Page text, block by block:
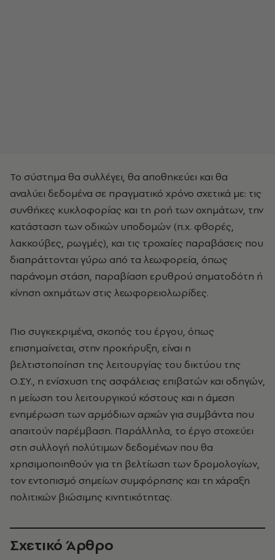
Το σύστημα θα συλλέγει, θα αποθηκεύει και θα
αναλύει δεδομένα σε πραγματικό χρόνο σχετικά με: τις
συνθήκες κυκλοφορίας και τη ροή των οχημάτων, την
κατάσταση των οδικών υποδομών (π.χ. φθορές,
λακκούβες, ρωγμές), και τις τροχαίες παραβάσεις που
διαπράττονται γύρω από τα λεωφορεία, όπως
παράνομη στάση, παραβίαση ερυθρού σηματοδότη ή
κίνηση οχημάτων στις λεωφορειολωρίδες.
Πιο συγκεκριμένα, σκοπός του έργου, όπως
επισημαίνεται, στην προκήρυξη, είναι η
βελτιστοποίηση της λειτουργίας του δικτύου της
Ο.ΣΥ., η ενίσχυση της ασφάλειας επιβατών και οδηγών,
η μείωση του λειτουργικού κόστους και η άμεση
ενημέρωση των αρμόδιων αρχών για συμβάντα που
απαιτούν παρέμβαση. Παράλληλα, το έργο στοχεύει
στη συλλογή πολύτιμων δεδομένων που θα
χρησιμοποιηθούν για τη βελτίωση των δρομολογίων,
τον εντοπισμό σημείων συμφόρησης και τη χάραξη
πολιτικών βιώσιμης κινητικότητας.
Σχετικό Άρθρο